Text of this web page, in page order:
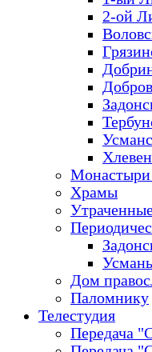
2-ой
Монастыри
Храмы
Дом
Паломнику
Телестудия
Передача